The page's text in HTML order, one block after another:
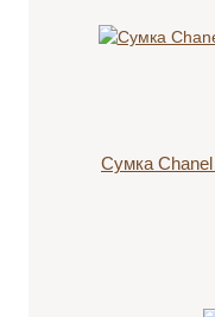
Сумка